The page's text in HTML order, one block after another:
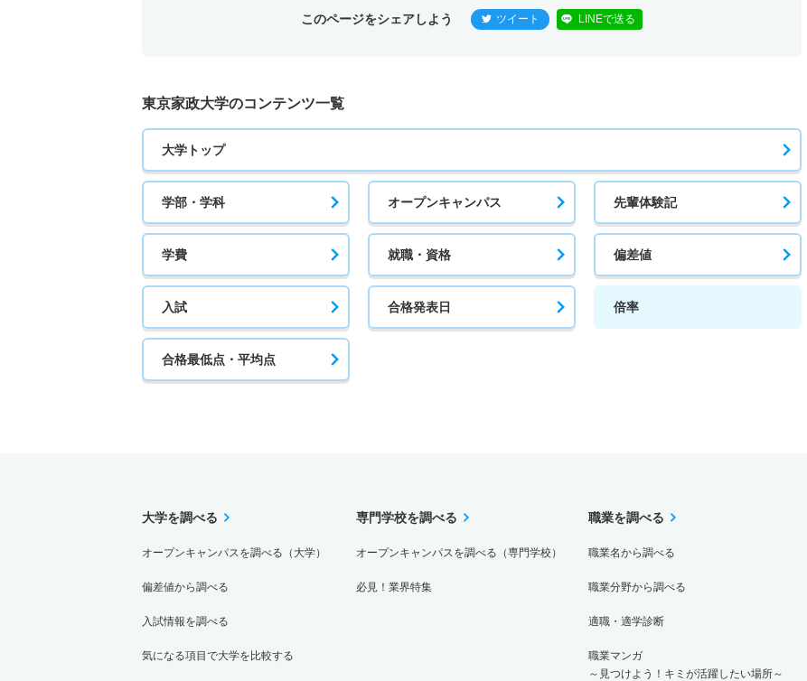
このページをシェアしよう ツイート LINEで送る
東京家政大学のコンテンツ一覧
大学トップ
学部・学科 オープンキャンパス 先輩体験記
学費 就職・資格 偏差値
入試 合格発表日 倍率
合格最低点・平均点
大学を調べる
オープンキャンパスを調べる（大学）
偏差値から調べる
入試情報を調べる
気になる項目で大学を比較する
専門学校を調べる
オープンキャンパスを調べる（専門学校）
必見！業界特集
職業を調べる
職業名から調べる
職業分野から調べる
適職・適学診断
職業マンガ
～見つけよう！キミが活躍したい場所～